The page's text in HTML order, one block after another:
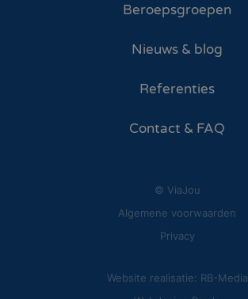
Beroepsgroepen
Nieuws & blog
Referenties
Contact & FAQ
© ViaJou
Algemene voorwaarden
Privacy
Website realisatie: RB-Media